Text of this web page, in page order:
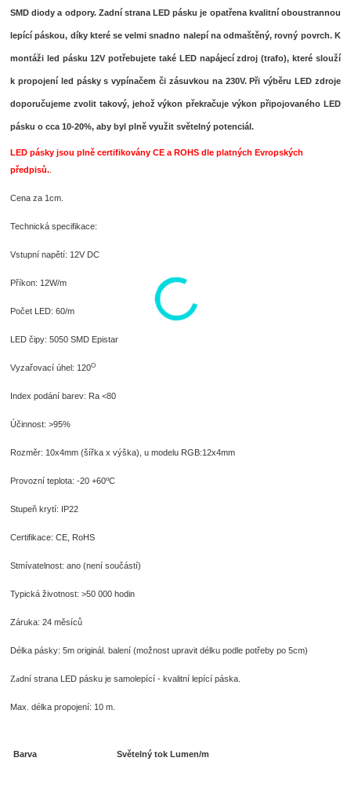
SMD diody a odpory. Zadní strana LED pásku je opatřena kvalitní oboustrannou
lepící páskou, díky které se velmi snadno nalepí na odmaštěný, rovný povrch. K
montáži led pásku 12V potřebujete také LED napájecí zdroj (trafo), které slouží
k propojení led pásky s vypínačem či zásuvkou na 230V. Při výběru LED zdroje
doporučujeme zvolit takový, jehož výkon překračuje výkon připojovaného LED
pásku o cca 10-20%, aby byl plně využit světelný potenciál.
LED pásky jsou plně certifikovány CE a ROHS dle platných Evropských
předpisů.
Cena za 1cm.
Technická specifikace:
Vstupní napětí: 12V DC
Příkon: 12W/m
Počet LED: 60/m
LED čipy: 5050 SMD Epistar
Vyzařovací úhel: 120O
Index podání barev: Ra <80
Účinnost: >95%
Rozměr: 10x4mm (šířka x výška), u modelu RGB:12x4mm
Provozní teplota: -20 +60oC
Stupeň krytí: IP22
Certifikace: CE, RoHS
Stmívatelnost: ano (není součástí)
Typická životnost: >50 000 hodin
Záruka: 24 měsíců
Délka pásky: 5m originál. balení (možnost upravit délku podle potřeby po 5cm)
Zadní strana LED pásku je samolepící - kvalitní lepící páska.
Max. délka propojení: 10 m.
Barva Světelný tok Lumen/m